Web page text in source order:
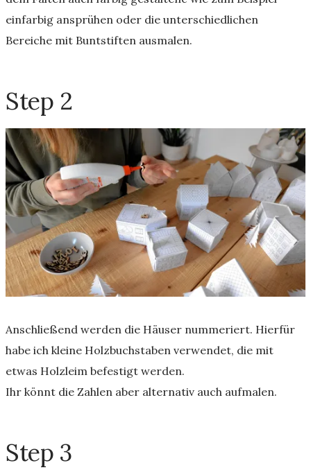
einfarbig ansprühen oder die unterschiedlichen
Bereiche mit Buntstiften ausmalen.
Step 2
Anschließend werden die Häuser nummeriert. Hierfür
habe ich kleine Holzbuchstaben verwendet, die mit
etwas Holzleim befestigt werden.
Ihr könnt die Zahlen aber alternativ auch aufmalen.
Step 3